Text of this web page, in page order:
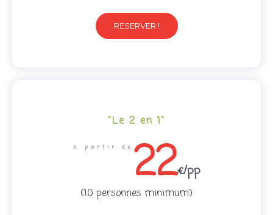
RESERVER !
"Le 2 en 1"
A partir de 22€/pp
(10 personnes minimum)